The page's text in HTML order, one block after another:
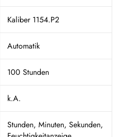
Kaliber 1154.P2
Automatik
100 Stunden
k.A.
Stunden, Minuten, Sekunden,